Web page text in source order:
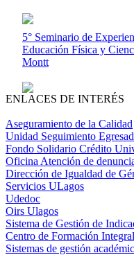
5° Seminario de
Educación Física y
Montt
ENLACES DE INTERÉS
Aseguramiento de la Calidad
Unidad Seguimiento
Fondo Solidario Crédito
Oficina Atención de
Dirección de Igualdad de
Servicios ULagos
Udedoc
Oirs Ulagos
Sistema de Gestión de
Centro de Formación Integral
Sistemas de gestión